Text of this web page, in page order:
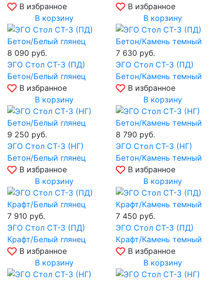
В избранное
В корзину
В избранное
В корзину
8 090 руб.
ЭГО Стол СТ-3 (ПД)
Бетон/Белый глянец
В избранное
В корзину
7 630 руб.
ЭГО Стол СТ-3 (ПД)
Бетон/Камень темный
В избранное
В корзину
9 250 руб.
ЭГО Стол СТ-3 (НГ)
Бетон/Белый глянец
В избранное
В корзину
8 790 руб.
ЭГО Стол СТ-3 (НГ)
Бетон/Камень темный
В избранное
В корзину
7 910 руб.
ЭГО Стол СТ-3 (ПД)
Крафт/Белый глянец
В избранное
В корзину
7 450 руб.
ЭГО Стол СТ-3 (ПД)
Крафт/Камень темный
В избранное
В корзину